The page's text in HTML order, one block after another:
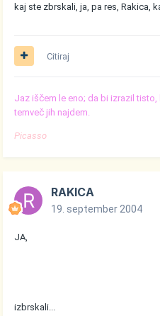
kaj ste zbrskali, ja, pa res, Rakica,
Citiraj
Jaz iščem le eno; da bi izrazil tisto,
temveč jih najdem.
Picasso
RAKICA
19. september 2004
JA,
izbrskali...